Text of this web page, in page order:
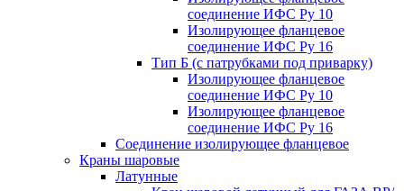
соединение ИФС Ру 10
Изолирующее фланцевое
соединение ИФС Ру 16
Тип Б (с патрубками под приварку)
Изолирующее фланцевое
соединение ИФС Ру 10
Изолирующее фланцевое
соединение ИФС Ру 16
Соединение изолирующее фланцевое
Краны шаровые
Латунные